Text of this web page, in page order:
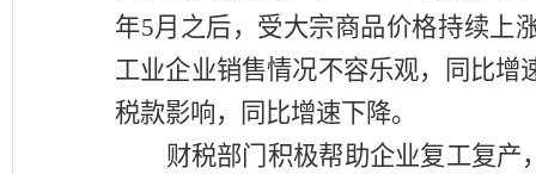
年5月之后，受大宗商品价格持续上
工业企业销售情况不容乐观，同比增
税款影响，同比增速下降。
财税部门积极帮助企业复工复产